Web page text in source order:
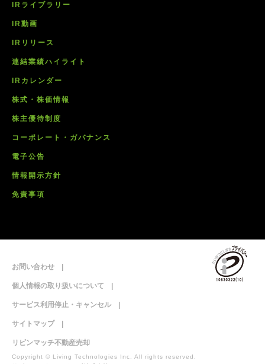
IRライブラリー
IR動画
IRリリース
連結業績ハイライト
IRカレンダー
株式・株価情報
株主優待制度
コーポレート・ガバナンス
電子公告
情報開示方針
免責事項
お問い合わせ
個人情報の取り扱いについて
サービス利用停止・キャンセル
サイトマップ
リビンマッチ不動産売却
Copyright © Living Technologies Inc. All rights reserved.